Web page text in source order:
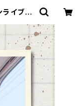
ライブ特